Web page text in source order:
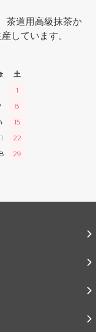
茶道用高級抹茶か
しています。
土
1
8
15
22
29